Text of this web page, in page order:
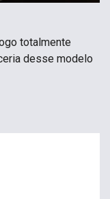
totalmente
desse modelo